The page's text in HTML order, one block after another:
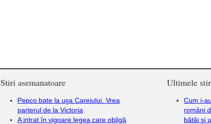
Stiri asemanatoare
Pepco bate la uşa Careiului. Vrea
parterul de la Victoria
A intrat în vigoare legea care obligă
Ultimele
Cum i-
români
bătăi şi